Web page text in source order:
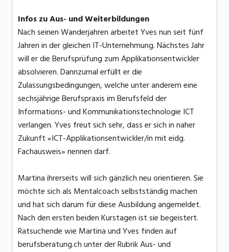
Infos zu Aus- und Weiterbildungen
Nach seinen Wanderjahren arbeitet Yves nun seit fünf
Jahren in der gleichen IT-Unternehmung. Nächstes Jahr
will er die Berufsprüfung zum Applikationsentwickler
absolvieren. Dannzumal erfüllt er die
Zulassungsbedingungen, welche unter anderem eine
sechsjährige Berufspraxis im Berufsfeld der
Informations- und Kommunikationstechnologie ICT
verlangen. Yves freut sich sehr, dass er sich in naher
Zukunft «ICT-Applikationsentwickler/in mit eidg.
Fachausweis» nennen darf.
Martina ihrerseits will sich gänzlich neu orientieren. Sie
möchte sich als Mentalcoach selbstständig machen
und hat sich darum für diese Ausbildung angemeldet.
Nach den ersten beiden Kurstagen ist sie begeistert.
Ratsuchende wie Martina und Yves finden auf
berufsberatung.ch unter der Rubrik Aus- und